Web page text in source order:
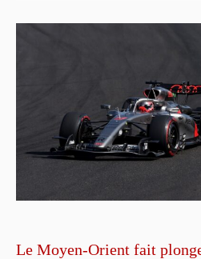
Le Moyen-Orient fait